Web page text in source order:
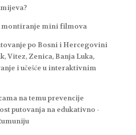
montiranje mini filmova
po Bosni i Hercegovini
Vitez, Zenica, Banja Luka,
i učešće u interaktivnim
na temu prevencije
putovanja na edukativno -